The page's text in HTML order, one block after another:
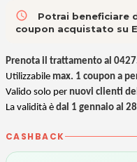
access_time
Potrai beneficiare
coupon acquistato su
Prenota il trattamento al
Utilizzabile max. 1 coupon a
Valido solo per nuovi clienti
La validità è dal 1 gennaio al
CASHBACK